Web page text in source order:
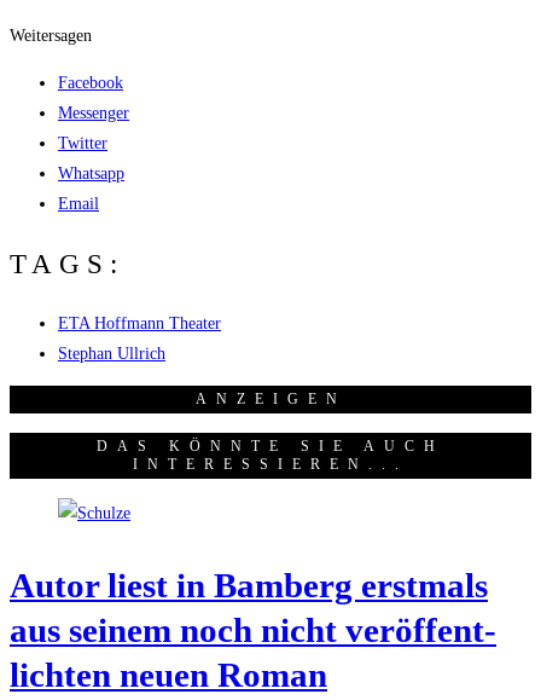
Weitersagen
Facebook
Messenger
Twitter
Whatsapp
Email
TAGS:
ETA Hoffmann Theater
Stephan Ullrich
ANZEI­GEN
DAS KÖNNTE SIE AUCH
INTERESSIEREN...
Autor liest in Bam­berg erst­mals
aus sei­nem noch nicht ver­öf­fent­
lich­ten neu­en Roman